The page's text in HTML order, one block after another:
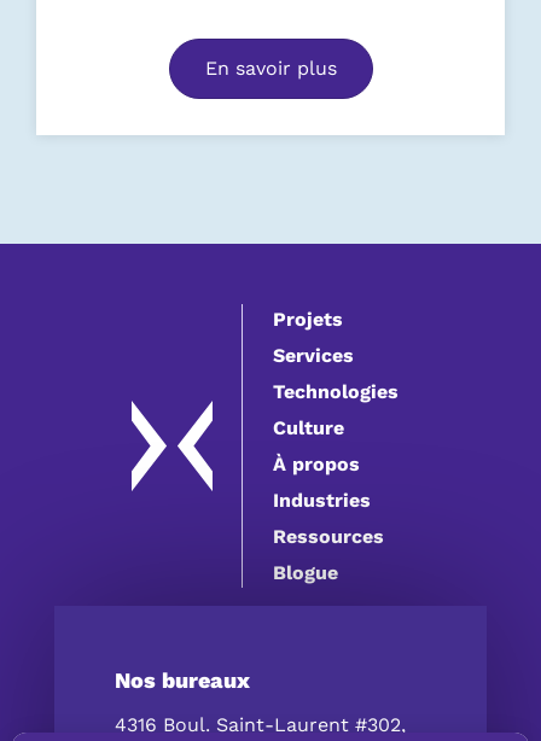
En savoir plus
Projets
Services
Technologies
Culture
À propos
Industries
Ressources
Blogue
Nos bureaux
4316 Boul. Saint-Laurent #302,